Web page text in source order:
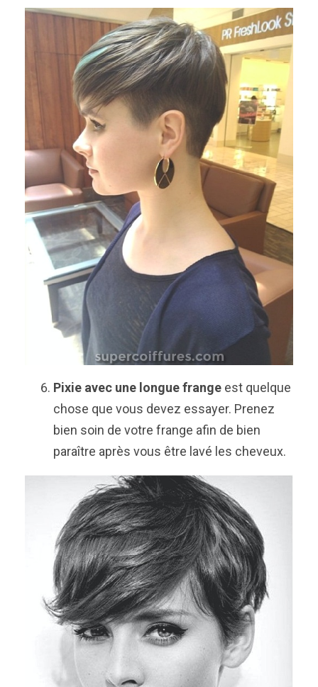
Pixie avec une longue frange est quelque
chose que vous devez essayer. Prenez
bien soin de votre frange afin de bien
paraître après vous être lavé les cheveux.